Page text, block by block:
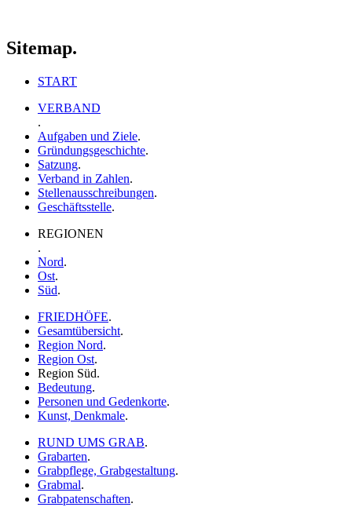
Sitemap.
START
VERBAND
.
Aufgaben und Ziele.
Gründungsgeschichte.
Satzung.
Verband in Zahlen.
Stellenausschreibungen.
Geschäftsstelle.
REGIONEN
.
Nord.
Ost.
Süd.
FRIEDHÖFE.
Gesamtübersicht.
Region Nord.
Region Ost.
Region Süd.
Bedeutung.
Personen und Gedenkorte.
Kunst, Denkmale.
RUND UMS GRAB.
Grabarten.
Grabpflege, Grabgestaltung.
Grabmal.
Grabpatenschaften.